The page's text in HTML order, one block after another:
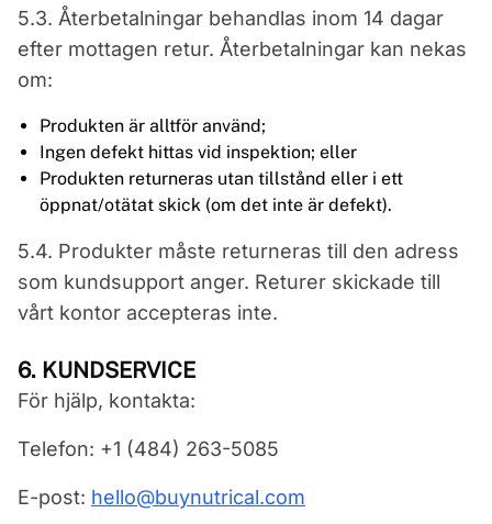
5.3. Återbetalningar behandlas inom 14 dagar
efter mottagen retur. Återbetalningar kan nekas
om:
Produkten är alltför använd;
Ingen defekt hittas vid inspektion; eller
Produkten returneras utan tillstånd eller i ett
öppnat/otätat skick (om det inte är defekt).
5.4. Produkter måste returneras till den adress
som kundsupport anger. Returer skickade till
vårt kontor accepteras inte.
6. KUNDSERVICE
För hjälp, kontakta:
Telefon: +1 (484) 263-5085
E-post: hello@buynutrical.com